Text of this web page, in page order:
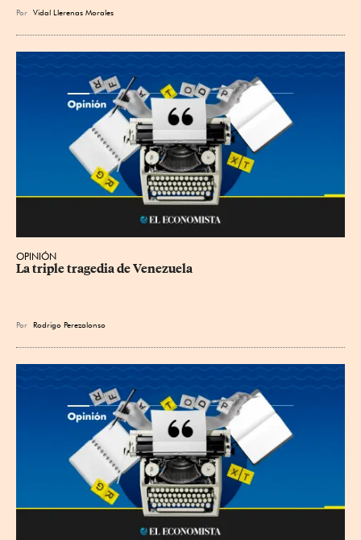
Por Vidal Llerenas Morales
OPINIÓN
La triple tragedia de Venezuela
Por Rodrigo Perezalonso